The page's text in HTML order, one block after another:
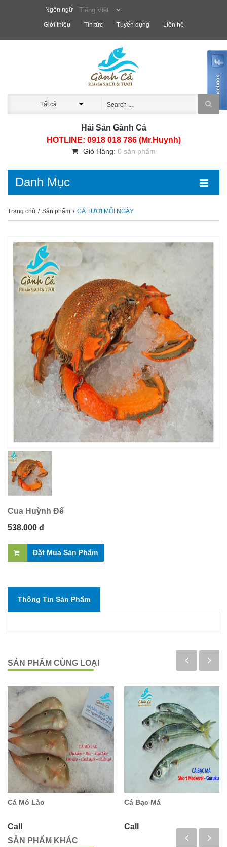
Ngôn ngữ Tiếng Việt
Giới thiệu Tin tức Tuyển dụng Liên hệ
Tất cả
Hải Sản Gành Cá
HOTLINE: 0918 018 786 (Mr.Huynh)
Giỏ Hàng: 0 sản phẩm
Danh Mục
Trang chủ / Sản phẩm / CÁ TƯƠI MỖI NGÀY
Cua Huỳnh Đế
538.000 đ
Đặt Mua Sản Phẩm
Thông Tin Sản Phẩm
SẢN PHẨM CÙNG LOẠI
Cá Mó Lào
Call
Cá Bạc Má
Call
SẢN PHẨM KHÁC